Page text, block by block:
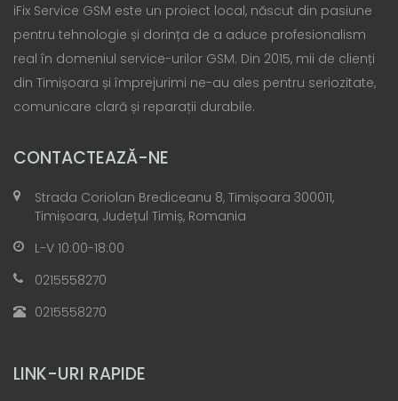
iFix Service GSM este un proiect local, născut din pasiune
pentru tehnologie și dorința de a aduce profesionalism
real în domeniul service-urilor GSM. Din 2015, mii de clienți
din Timișoara și împrejurimi ne-au ales pentru seriozitate,
comunicare clară și reparații durabile.
CONTACTEAZĂ-NE
Strada Coriolan Brediceanu 8, Timișoara 300011,
Timișoara, Județul Timiș, Romania
L-V 10:00-18:00
0215558270
0215558270
LINK-URI RAPIDE